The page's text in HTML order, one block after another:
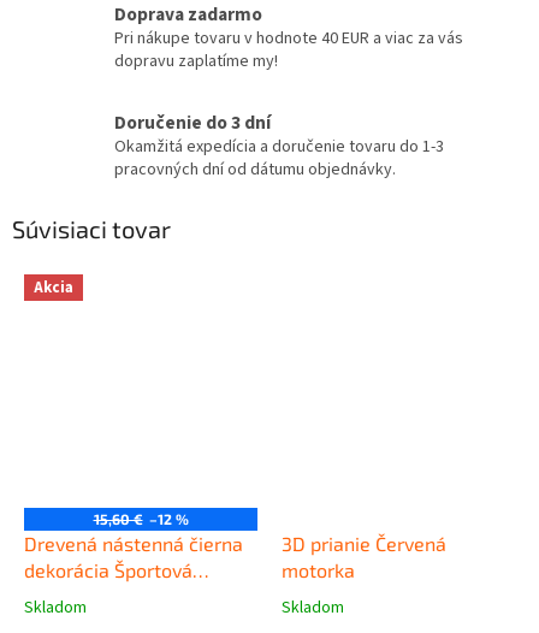
Doprava zadarmo
Pri nákupe tovaru v hodnote 40 EUR a viac za vás
dopravu zaplatíme my!
Doručenie do 3 dní
Okamžitá expedícia a doručenie tovaru do 1-3
pracovných dní od dátumu objednávky.
Súvisiaci tovar
Akcia
15,60 € –12 %
Drevená nástenná čierna
dekorácia Športová
motorka malá
Skladom
3D prianie Červená
motorka
Skladom